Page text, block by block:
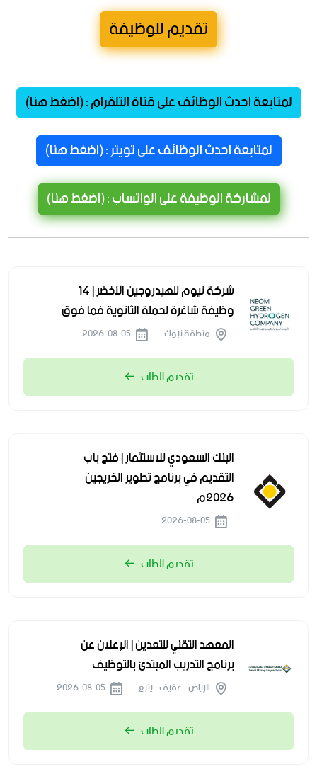
تقديم للوظيفة
لمتابعة احدث الوظائف على قناة التلقرام : (اضغط هنا)
لمتابعة احدث الوظائف على تويتر : (اضغط هنا)
لمشاركة الوظيفة على الواتساب : (اضغط هنا)
شركة نيوم للهيدروجين الأخضر | 14
وظيفة شاغرة لحملة الثانوية فما فوق
منطقة تبوك
تقديم الطلب
البنك السعودي للاستثمار | فتح باب
التقديم في برنامج تطوير الخريجين
2026م
تقديم الطلب
المعهد التقني للتعدين | الإعلان عن
برنامج التدريب المبتدئ بالتوظيف
الرياض - عفيف - ينبع
تقديم الطلب